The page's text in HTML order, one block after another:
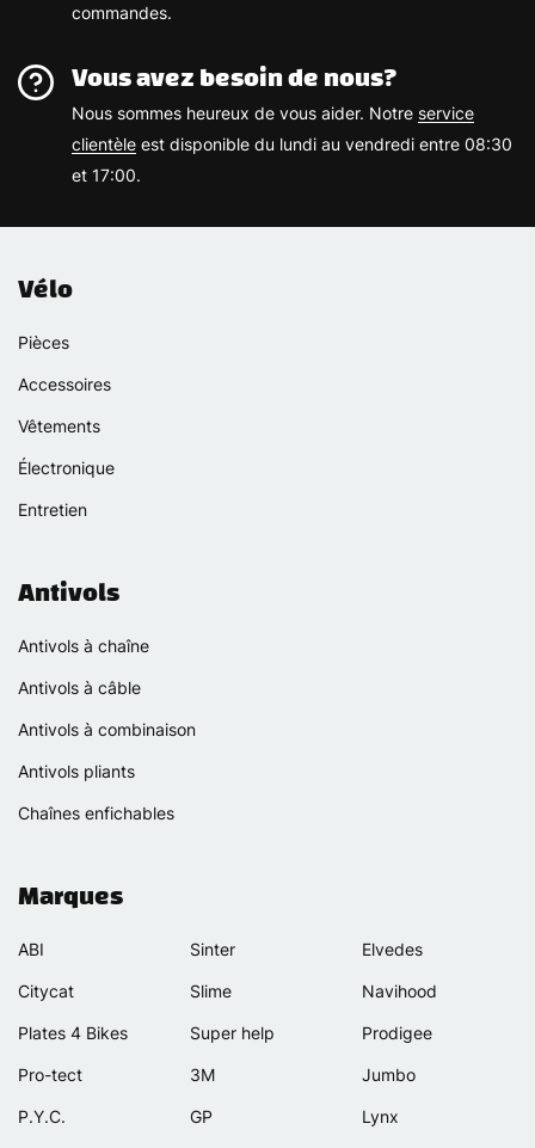
commandes.
Vous avez besoin de nous?
Nous sommes heureux de vous aider. Notre service
clientèle est disponible du lundi au vendredi entre 08:30
et 17:00.
Vélo
Pièces
Accessoires
Vêtements
Électronique
Entretien
Antivols
Antivols à chaîne
Antivols à câble
Antivols à combinaison
Antivols pliants
Chaînes enfichables
Marques
ABI
Citycat
Plates 4 Bikes
Pro-tect
P.Y.C.
Sinter
Slime
Super help
3M
GP
Elvedes
Navihood
Prodigee
Jumbo
Lynx